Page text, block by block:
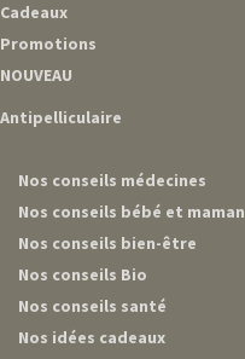
Cadeaux
Promotions
NOUVEAU
Antipelliculaire
Nos conseils médecines
Nos conseils bébé et maman
Nos conseils bien-être
Nos conseils Bio
Nos conseils santé
Nos idées cadeaux